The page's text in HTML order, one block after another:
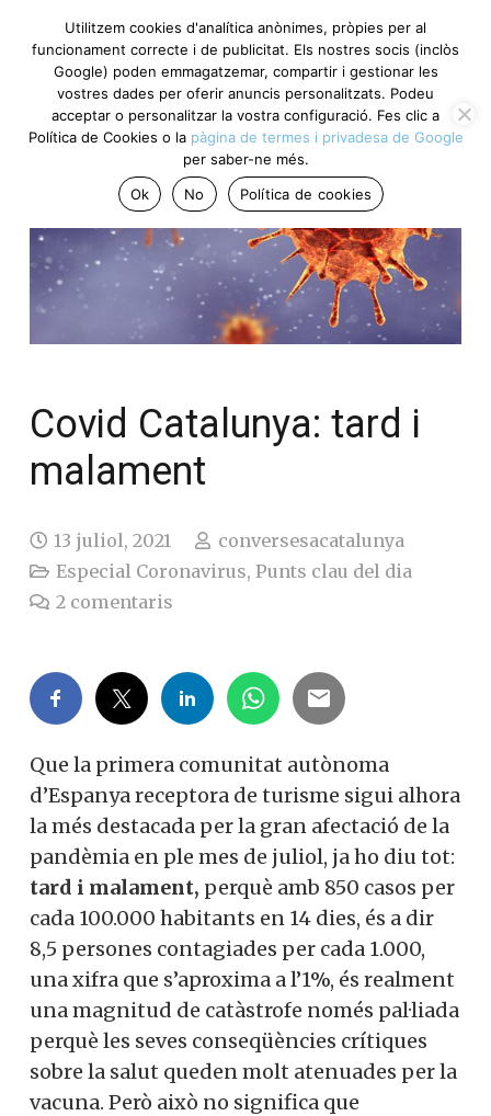
Covid Catalunya: tard i
malament
13 juliol, 2021
conversesacatalunya
Especial Coronavirus,Punts clau del dia
2 comentaris
Que la primera comunitat autònoma
d’Espanya receptora de turisme sigui alhora
la més destacada per la gran afectació de la
pandèmia en ple mes de juliol, ja ho diu tot:
tard i malament, perquè amb 850 casos per
cada 100.000 habitants en 14 dies, és a dir
8,5 persones contagiades per cada 1.000,
una xifra que s’aproxima a l’1%, és realment
una magnitud de catàstrofe només pal·liada
perquè les seves conseqüències crítiques
sobre la salut queden molt atenuades per la
vacuna. Però això no significa que
Utilitzem cookies d'analítica anònimes, pròpies per al
funcionament correcte i de publicitat. Els nostres socis (inclòs
Google) poden emmagatzemar, compartir i gestionar les
vostres dades per oferir anuncis personalitzats. Podeu
acceptar o personalitzar la vostra configuració. Fes clic a
Política de Cookies o la pàgina de termes i privadesa de Google
per saber-ne més.
Ok
No Política de cookies